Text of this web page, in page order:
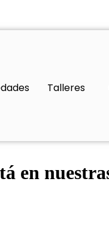
Talleres
en